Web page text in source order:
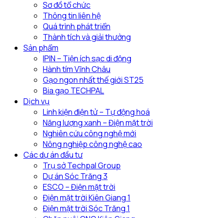
nghệ
cao
tại
phương
Sơ đồ tổ chức
Thông tin liên hệ
Quá trình phát triển
Thành tích và giải thưởng
Sản phẩm
IPIN – Tiện ích sạc di động
Hành tím Vĩnh Châu
Gạo ngon nhất thế giới ST25
Bia gạo TECHPAL
Dịch vụ
Linh kiện điện tử – Tự động hoá
Năng lượng xanh – Điện mặt trời
Nghiên cứu công nghệ mới
Nông nghiệp công nghệ cao
Các dự án đầu tư
Trụ sở Techpal Group
Dự án Sóc Trăng 3
ESCO – Điện mặt trời
Điện mặt trời Kiên Giang 1
Điện mặt trời Sóc Trăng 1